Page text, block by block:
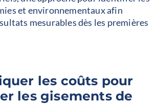
et environnementaux afin
mesurables dès les premières
les coûts pour
les gisements de